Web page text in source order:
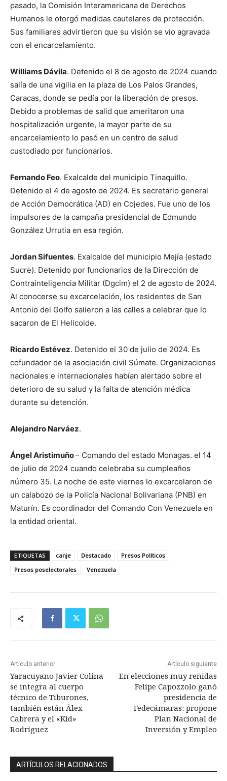
pasado, la Comisión Interamericana de Derechos
Humanos le otorgó medidas cautelares de protección.
Sus familiares advirtieron que su visión se vio agravada
con el encarcelamiento.
Williams Dávila. Detenido el 8 de agosto de 2024 cuando
salía de una vigilia en la plaza de Los Palos Grandes,
Caracas, donde se pedía por la liberación de presos.
Debido a problemas de salid que ameritaron una
hospitalización urgente, la mayor parte de su
encarcelamiento lo pasó en un centro de salud
custodiado por funcionarios.
Fernando Feo. Exalcalde del municipio Tinaquillo.
Detenido el 4 de agosto de 2024. Es secretario general
de Acción Democrática (AD) en Cojedes. Fue uno de los
impulsores de la campaña presidencial de Edmundo
González Urrutia en esa región.
Jordan Sifuentes. Exalcalde del municipio Mejía (estado
Sucre). Detenido por funcionarios de la Dirección de
Contrainteligencia Militar (Dgcim) el 2 de agosto de 2024.
Al conocerse su excarcelación, los residentes de San
Antonio del Golfo salieron a las calles a celebrar que lo
sacaron de El Helicoide.
Ricardo Estévez. Detenido el 30 de julio de 2024. Es
cofundador de la asociación civil Súmate. Organizaciones
nacionales e internacionales habían alertado sobre el
deterioro de su salud y la falta de atención médica
durante su detención.
Alejandro Narváez.
Ángel Aristimuño– Comando del estado Monagas. el 14
de julio de 2024 cuando celebraba su cumpleaños
número 35. La noche de este viernes lo excarcelaron de
un calabozo de la Policía Nacional Bolivariana (PNB) en
Maturín. Es coordinador del Comando Con Venezuela en
la entidad oriental.
ETIQUETAS canje Destacado
Presos Políticos
Presos poselectorales
Venezuela
Artículo anterior
Yaracuyano Javier Colina
se integra al cuerpo
técnico de Tiburones,
también están Álex
Cabrera y el «Kid»
Rodríguez
Artículo siguiente
En elecciones muy reñidas
Felipe Capozzolo ganó
presidencia de
Fedecámaras: propone
Plan Nacional de
Inversión y Empleo
ARTÍCULOS RELACIONADOS